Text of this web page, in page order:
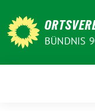
zum
Inhalt
BÜNDNIS